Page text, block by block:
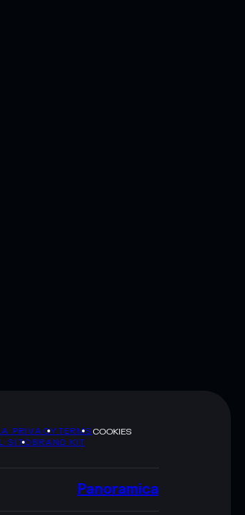
PRIVACYTERMSCOOKIES
SITOBRAND KIT
Panoramica